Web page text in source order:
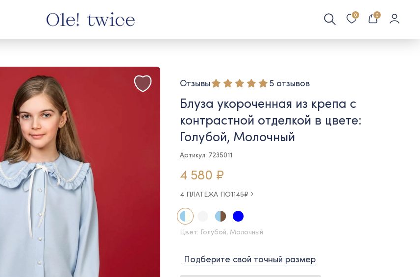
0 0
Отзывы 5 отзывов
Блуза укороченная из крепа с
контрастной отделкой в цвете:
Голубой, Молочный
Артикул: 7235011
4 580 ₽
4 ПЛАТЕЖА ПО1145₽
Цвет: Голубой, Молочный
Подберите свой точный размер